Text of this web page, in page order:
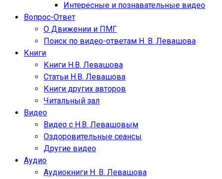
Интересные и познавательные видео
Вопрос-Ответ
О Движении и ПМГ
Поиск по видео-ответам Н. В. Левашова
Книги
Книги Н.В. Левашова
Статьи Н.В. Левашова
Книги других авторов
Читальный зал
Видео
Видео с Н.В. Левашовым
Оздоровительные сеансы
Другие видео
Аудио
Аудиокниги Н. В. Левашова